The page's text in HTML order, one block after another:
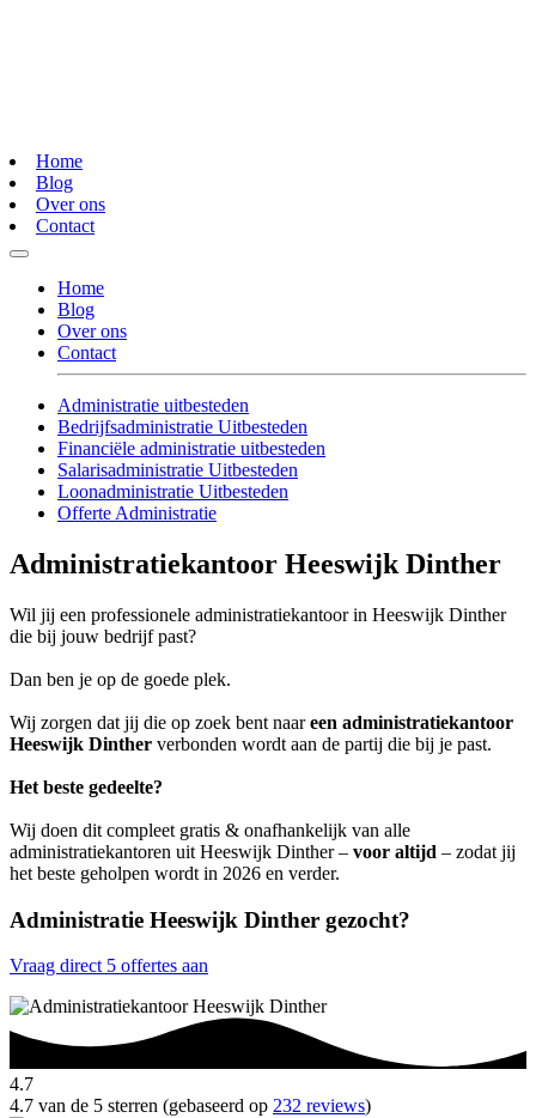
Home
Blog
Over ons
Contact
Home
Blog
Over ons
Contact
Administratie uitbesteden
Bedrijfsadministratie Uitbesteden
Financiële administratie uitbesteden
Salarisadministratie Uitbesteden
Loonadministratie Uitbesteden
Offerte Administratie
Administratiekantoor Heeswijk Dinther
Wil jij een professionele administratiekantoor in Heeswijk Dinther
die bij jouw bedrijf past?
Dan ben je op de goede plek.
Wij zorgen dat jij die op zoek bent naareen administratiekantoor
Heeswijk Dinther verbonden wordt aan de partij die bij je past.
Het beste gedeelte?
Wij doen dit compleet gratis & onafhankelijk van alle
administratiekantoren uit Heeswijk Dinther – voor altijd – zodat jij
het beste geholpen wordt in 2026 en verder.
Administratie Heeswijk Dinther gezocht?
Vraag direct 5 offertes aan
4.7
4.7 van de 5 sterren (gebaseerd op 232 reviews)